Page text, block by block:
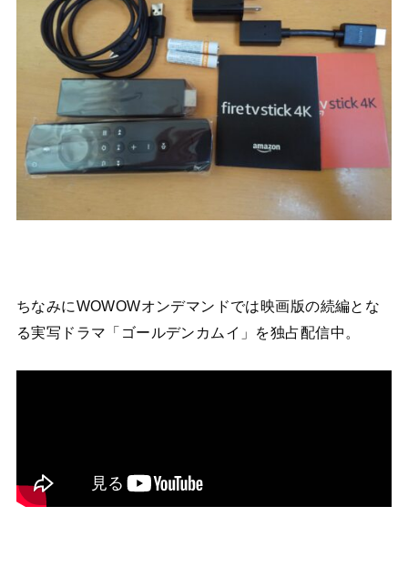
ちなみにWOWOWオンデマンドでは映画版の続編とな
る実写ドラマ「ゴールデンカムイ」を独占配信中。